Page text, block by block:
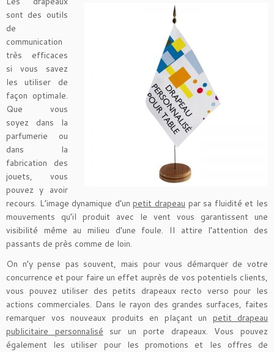
sont des outils
de
communication
très efficaces
si vous savez
les utiliser de
façon optimale.
Que vous
soyez dans la
parfumerie ou
dans la
fabrication des
jouets, vous
pouvez y avoir
recours. L’image dynamique d’un petit drapeau par sa fluidité et les
mouvements qu’il produit avec le vent vous garantissent une
visibilité même au milieu d’une foule. Il attire l’attention des
passants de près comme de loin.
On n’y pense pas souvent, mais pour vous démarquer de votre
concurrence et pour faire un effet auprès de vos potentiels clients,
vous pouvez utiliser des petits drapeaux recto verso pour les
actions commerciales. Dans le rayon des grandes surfaces, faites
remarquer vos nouveaux produits en plaçant un petit drapeau
publicitaire personnalisé sur un porte drapeaux. Vous pouvez
également les utiliser pour les promotions et les offres de